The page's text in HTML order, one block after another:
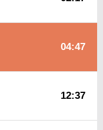
04:47
12:37